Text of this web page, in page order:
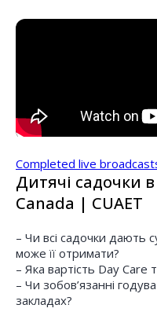
Completed live
Дитячі садочки
Canada | CUAET
– Чи всі садочки дають
може її отримати?
– Яка вартість Day Care
– Чи зобов’язанні
закладах?